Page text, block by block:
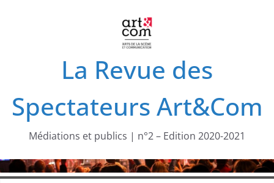
La Revue des
Spectateurs Art&Com
Médiations et publics | n°2 – Edition 2020-2021